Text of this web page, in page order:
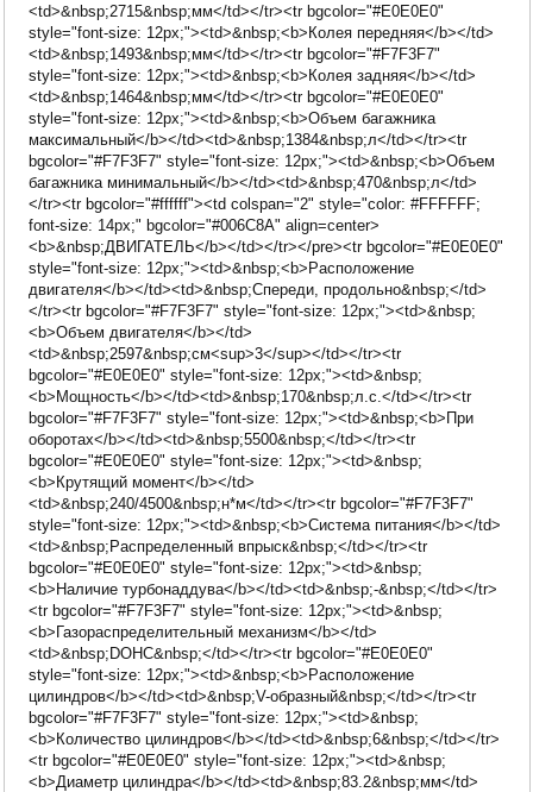
<td>&nbsp;2715&nbsp;мм</td></tr><tr bgcolor="#E0E0E0"
style="font-size: 12px;"><td>&nbsp;<b>Колея передняя</b></td>
<td>&nbsp;1493&nbsp;мм</td></tr><tr bgcolor="#F7F3F7"
style="font-size: 12px;"><td>&nbsp;<b>Колея задняя</b></td>
<td>&nbsp;1464&nbsp;мм</td></tr><tr bgcolor="#E0E0E0"
style="font-size: 12px;"><td>&nbsp;<b>Объем багажника
максимальный</b></td><td>&nbsp;1384&nbsp;л</td></tr><tr
bgcolor="#F7F3F7" style="font-size: 12px;"><td>&nbsp;<b>Объем
багажника минимальный</b></td><td>&nbsp;470&nbsp;л</td>
</tr><tr bgcolor="#ffffff"><td colspan="2" style="color: #FFFFFF;
font-size: 14px;" bgcolor="#006C8A" align=center>
<b>&nbsp;ДВИГАТЕЛЬ</b></td></tr></pre><tr bgcolor="#E0E0E0"
style="font-size: 12px;"><td>&nbsp;<b>Расположение
двигателя</b></td><td>&nbsp;Спереди, продольно&nbsp;</td>
</tr><tr bgcolor="#F7F3F7" style="font-size: 12px;"><td>&nbsp;
<b>Объем двигателя</b></td>
<td>&nbsp;2597&nbsp;см<sup>3</sup></td></tr><tr
bgcolor="#E0E0E0" style="font-size: 12px;"><td>&nbsp;
<b>Мощность</b></td><td>&nbsp;170&nbsp;л.с.</td></tr><tr
bgcolor="#F7F3F7" style="font-size: 12px;"><td>&nbsp;<b>При
оборотах</b></td><td>&nbsp;5500&nbsp;</td></tr><tr
bgcolor="#E0E0E0" style="font-size: 12px;"><td>&nbsp;
<b>Крутящий момент</b></td>
<td>&nbsp;240/4500&nbsp;н*м</td></tr><tr bgcolor="#F7F3F7"
style="font-size: 12px;"><td>&nbsp;<b>Система питания</b></td>
<td>&nbsp;Распределенный впрыск&nbsp;</td></tr><tr
bgcolor="#E0E0E0" style="font-size: 12px;"><td>&nbsp;
<b>Наличие турбонаддува</b></td><td>&nbsp;-&nbsp;</td></tr>
<tr bgcolor="#F7F3F7" style="font-size: 12px;"><td>&nbsp;
<b>Газораспределительный механизм</b></td>
<td>&nbsp;DOHC&nbsp;</td></tr><tr bgcolor="#E0E0E0"
style="font-size: 12px;"><td>&nbsp;<b>Расположение
цилиндров</b></td><td>&nbsp;V-образный&nbsp;</td></tr><tr
bgcolor="#F7F3F7" style="font-size: 12px;"><td>&nbsp;
<b>Количество цилиндров</b></td><td>&nbsp;6&nbsp;</td></tr>
<tr bgcolor="#E0E0E0" style="font-size: 12px;"><td>&nbsp;
<b>Диаметр цилиндра</b></td><td>&nbsp;83.2&nbsp;мм</td>